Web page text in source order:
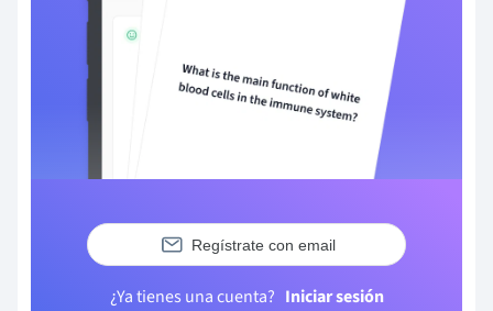
Regístrate con email
¿Ya tienes una cuenta? Iniciar sesión